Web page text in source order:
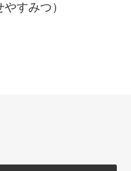
すみつ）